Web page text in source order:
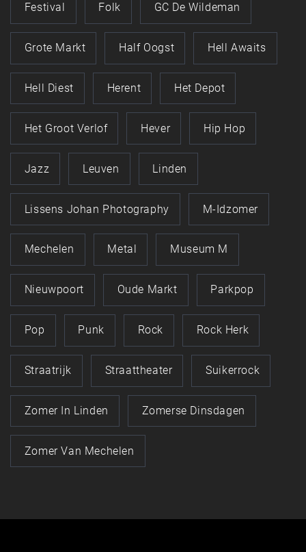
Festival Folk GC De Wildeman
Grote Markt Half Oogst Hell Awaits
Hell Diest Herent Het Depot
Het Groot Verlof Hever Hip Hop
Jazz Leuven Linden
Lissens Johan Photography M-Idzomer
Mechelen Metal Museum M
Nieuwpoort Oude Markt Parkpop
Pop Punk Rock Rock Herk
Straatrijk Straattheater Suikerrock
Zomer In Linden Zomerse Dinsdagen
Zomer Van Mechelen